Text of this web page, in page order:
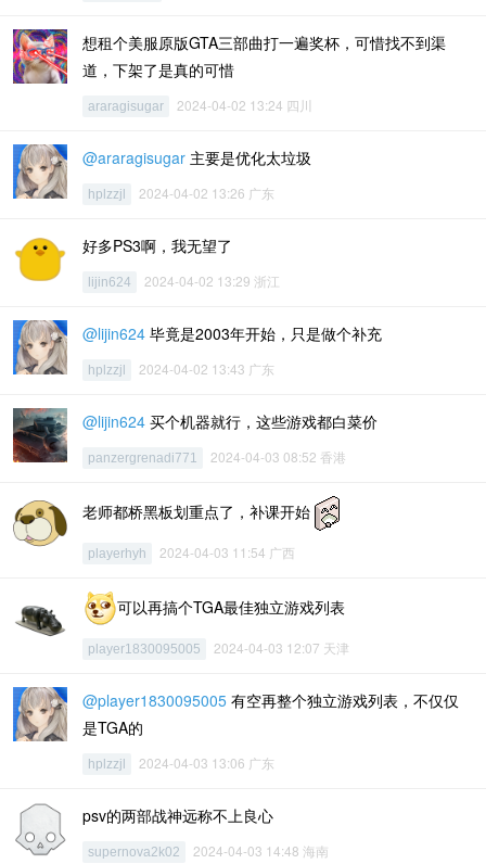
想租个美服原版GTA三部曲打一遍奖杯，可惜找不到渠
道，下架了是真的可惜
araragisugar 2024-04-02 13:24 四川
@araragisugar 主要是优化太垃圾
hplzzjl 2024-04-02 13:26 广东
好多PS3啊，我无望了
lijin624 2024-04-02 13:29 浙江
@lijin624 毕竟是2003年开始，只是做个补充
hplzzjl 2024-04-02 13:43 广东
@lijin624 买个机器就行，这些游戏都白菜价
panzergrenadi771 2024-04-03 08:52 香港
老师都桥黑板划重点了，补课开始
playerhyh 2024-04-03 11:54 广西
可以再搞个TGA最佳独立游戏列表
player1830095005 2024-04-03 12:07 天津
@player1830095005 有空再整个独立游戏列表，不仅仅
是TGA的
hplzzjl 2024-04-03 13:06 广东
psv的两部战神远称不上良心
supernova2k02 2024-04-03 14:48 海南